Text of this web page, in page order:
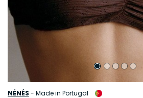
NÉNÉS - Made in Portugal